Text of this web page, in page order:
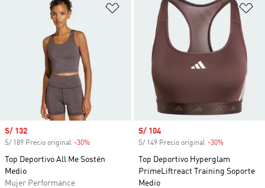
Añadir a la lista de deseos
Precio de venta
S/ 132
S/ 189 Precio original -30%
Top Deportivo All Me Sostén
Medio
Mujer Performance
Precio de venta
S/ 104
S/ 149 Precio original -30%
Top Deportivo Hyperglam
PrimeLiftreact Training Soporte
Medio